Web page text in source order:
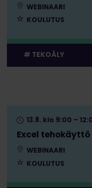
WEBINAARI
KOULUTUS
TEKOÄLY
Excel
13.8. klo 9:00 –
WEBINAARI
KOULUTUS